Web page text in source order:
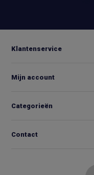
Klantenservice
Mijn account
Categorieën
Contact